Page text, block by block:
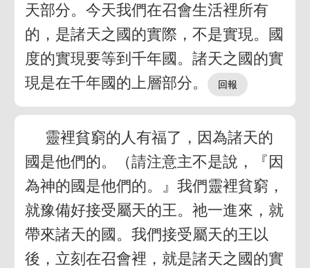
天部分。今天我們在召會生活裡所有
的，是諸天之國的實際，不是實現。國
度的實現要等到千年國。諸天之國的實
現是在千年國的上層部分。
靈裡貧窮的人有福了，因為諸天的
國是他們的。（請注意主不是說，『因
為神的國是他們的。』我們靈裡貧窮，
就豫備好接受屬天的王。祂一進來，就
帶來諸天的國。我們接受屬天的王以
後，立刻在召會裡，就是諸天之國的實